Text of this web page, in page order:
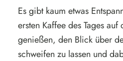
Es gibt kaum etwas
ersten Kaffee des Tages
genießen, den Blick über
schweifen zu lassen und